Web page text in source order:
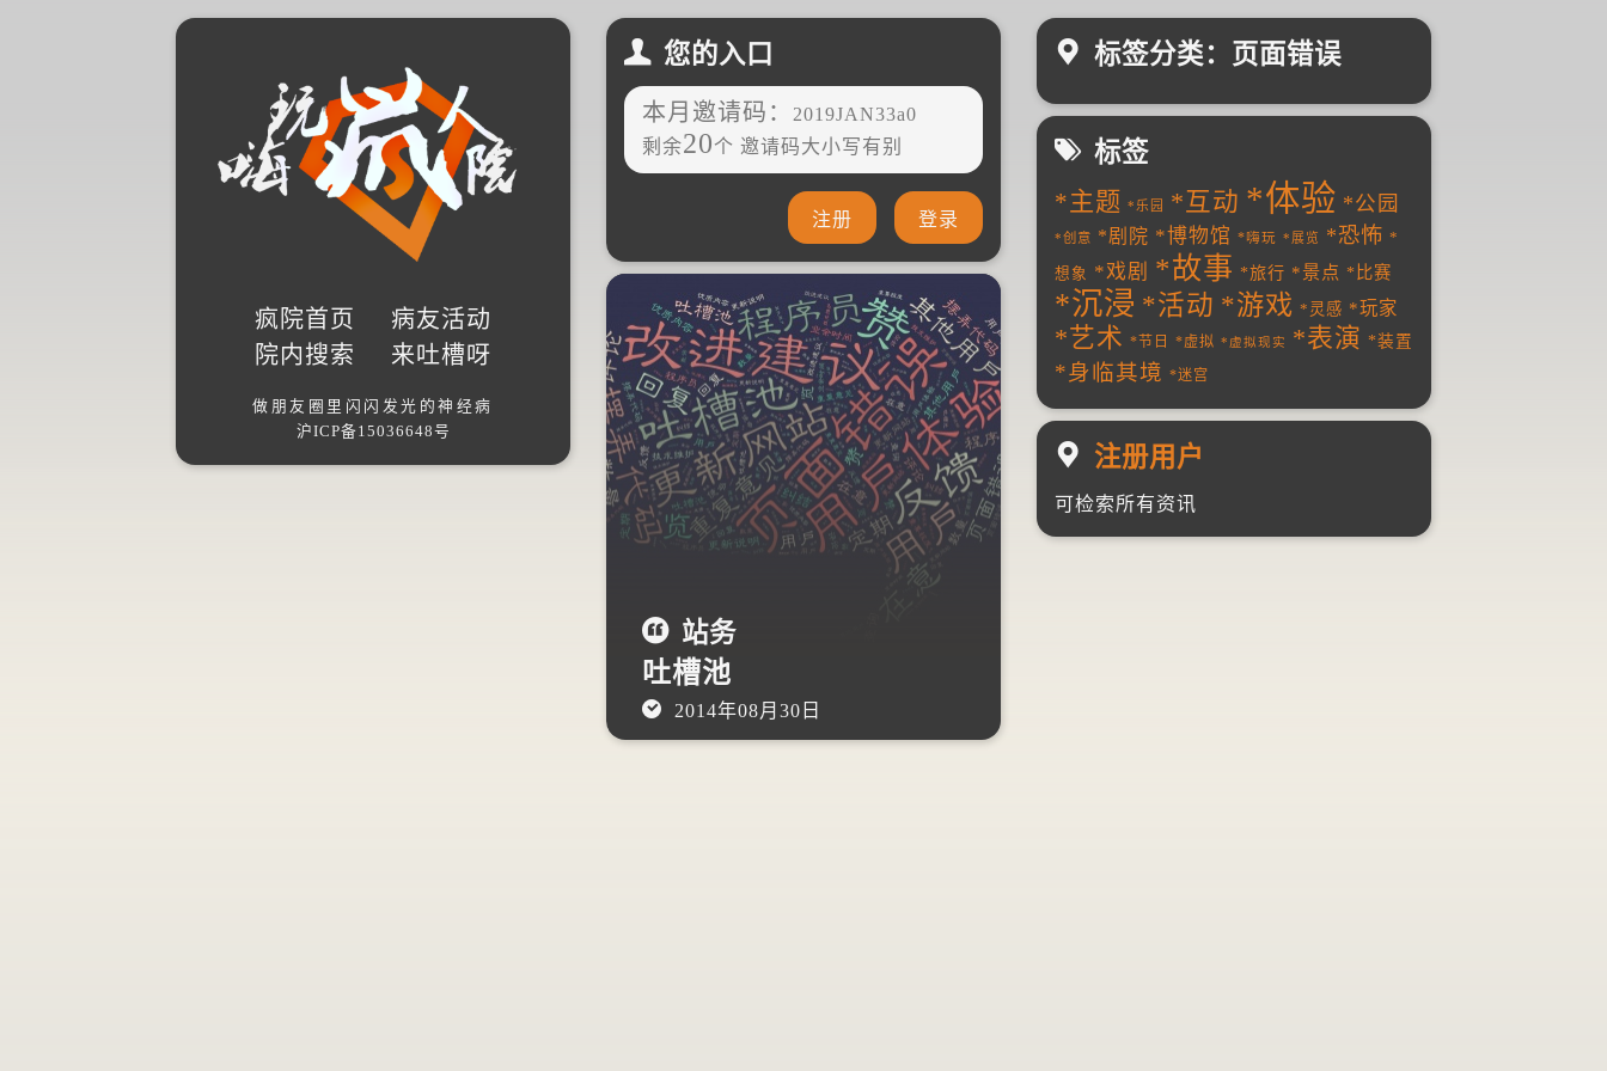
疯院首页
院内搜索
病友活动
来吐槽呀
做朋友圈里闪闪发光的神经病
沪ICP备15036648号
您的入口
本月邀请码：
2019JAN33a0
剩余20个 邀请码大小写有别
登录
注册
标签分类：页面错误
标签
*主题 *乐园 *互动 *体验 *公园
*创意 *剧院 *博物馆 *嗨玩 *展览 *恐怖 *
想象 *戏剧 *故事 *旅行 *景点 *比赛
*沉浸 *活动 *游戏 *灵感 *玩家
*艺术 *节日 *虚拟 *虚拟现实 *表演 *装置
*身临其境 *迷宫
站务
吐槽池
2014年08月30日
注册用户
可检索所有资讯